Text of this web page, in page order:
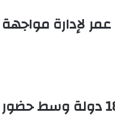
لإدارة مواجهة
انطلاق البطولة الدولية لتحدي البوتشيا بالقاهرة بمشاركة 18 دولة وسط حضور